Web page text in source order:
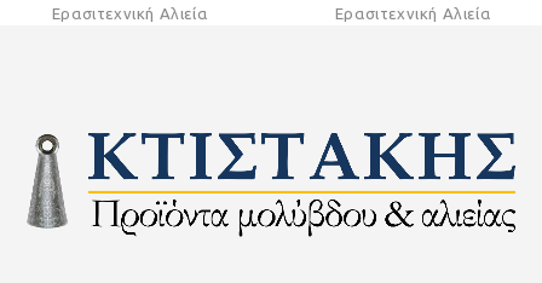
Ερασιτεχνική Αλιεία
Ερασιτεχνική Αλιεία